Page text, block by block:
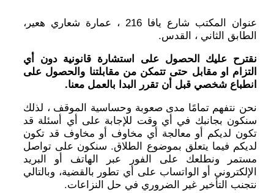
عنوان المكتب شارع يافا 216 ، عمارة شعاري هعير،
الطابق الثاني ، القدس.
نقترح عليك الحصول على استشارة قانونية دون أي
التزام او مقابل حتى تتمكن من مقابلتنا والحصول على
انطباع شخصي قبل أن تقرر البدا بالعمل معنا.
نحن نتفهم تمامًا مدى صعوبة وحساسية الموقف ، لذلك
سنكون بجانبك في أي وقت للإجابة على أي أسئلة قد
تكون لديكم أو معالجة أي مخاوف أو مخاوف قد تكون
لديكم فيما يتعلق بموضوع الطلاق. سنكون على تواصل
مستمر ونطلعك على الفور عبر الهاتف أو البريد
الإلكتروني أو الواتساب على أي تطور بالقضية، وبالتالي
نتجنب التأخير غير الضروري في حل النزاعات.